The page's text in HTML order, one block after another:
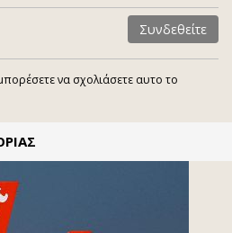
Συνδεθείτε
να σχολιάσετε αυτο το